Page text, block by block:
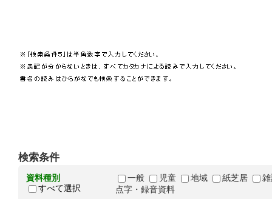
検索条件
資料種別
すべて選択
一般 児童 地域 紙芝居
点字・録音資料